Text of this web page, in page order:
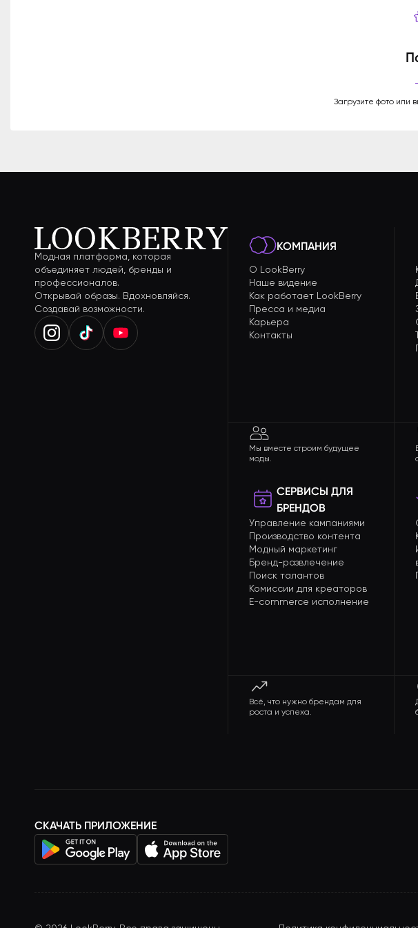
Загрузите фото или
Модная платформа, которая
объединяет людей, бренды и
профессионалов.
Открывай образы. Вдохновляйся.
Создавай возможности.
КОМПАНИЯ
О LookBerry
Наше видение
Как работает LookBerry
Пресса и медиа
Карьера
Контакты
Мы вместе строим будущее
моды.
СЕРВИСЫ ДЛЯ
БРЕНДОВ
Управление кампаниями
Производство контента
Модный маркетинг
Бренд-развлечение
Поиск талантов
Комиссии для креаторов
E-commerce исполнение
Всё, что нужно брендам для
роста и успеха.
СКАЧАТЬ ПРИЛОЖЕНИЕ